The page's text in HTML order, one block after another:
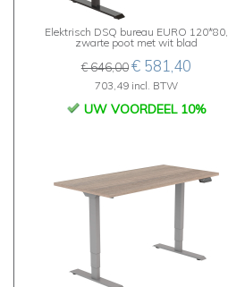
Elektrisch DSQ bureau EURO 120*80,
zwarte poot met wit blad
€ 646,00€ 581,40
703,49 incl. BTW
UW VOORDEEL 10%